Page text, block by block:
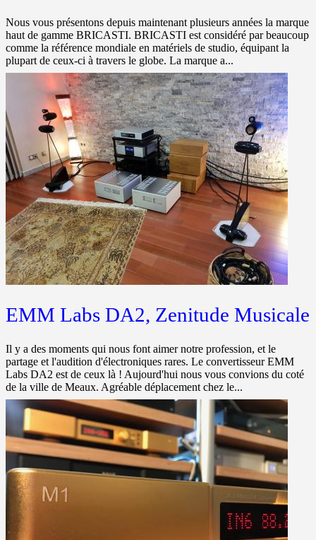
Nous vous présentons depuis maintenant plusieurs années la marque
haut de gamme BRICASTI. BRICASTI est considéré par beaucoup
comme la référence mondiale en matériels de studio, équipant la
plupart de ceux-ci à travers le globe. La marque a...
EMM Labs DA2, Zenitude Musicale
Il y a des moments qui nous font aimer notre profession, et le
partage et l'audition d'électroniques rares. Le convertisseur EMM
Labs DA2 est de ceux là ! Aujourd'hui nous vous convions du coté
de la ville de Meaux. Agréable déplacement chez le...